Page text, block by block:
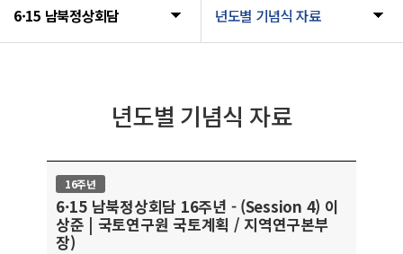
6·15 남북정상회담 년도별 기념식 자료
년도별 기념식 자료
16주년
6·15 남북정상회담 16주년 - (Session 4) 이
상준 | 국토연구원 국토계획 / 지역연구본부
장)